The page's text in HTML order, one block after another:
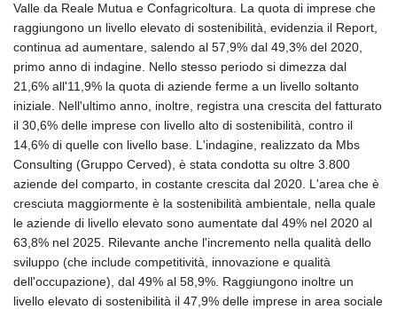
Valle da Reale Mutua e Confagricoltura. La quota di imprese che
raggiungono un livello elevato di sostenibilità, evidenzia il Report,
continua ad aumentare, salendo al 57,9% dal 49,3% del 2020,
primo anno di indagine. Nello stesso periodo si dimezza dal
21,6% all'11,9% la quota di aziende ferme a un livello soltanto
iniziale. Nell'ultimo anno, inoltre, registra una crescita del fatturato
il 30,6% delle imprese con livello alto di sostenibilità, contro il
14,6% di quelle con livello base. L'indagine, realizzato da Mbs
Consulting (Gruppo Cerved), è stata condotta su oltre 3.800
aziende del comparto, in costante crescita dal 2020. L'area che è
cresciuta maggiormente è la sostenibilità ambientale, nella quale
le aziende di livello elevato sono aumentate dal 49% nel 2020 al
63,8% nel 2025. Rilevante anche l'incremento nella qualità dello
sviluppo (che include competitività, innovazione e qualità
dell'occupazione), dal 49% al 58,9%. Raggiungono inoltre un
livello elevato di sostenibilità il 47,9% delle imprese in area sociale